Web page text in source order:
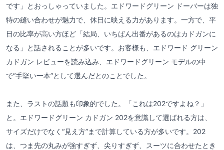
です」とおっしゃっていました。エドワードグリーン ドーバーは独
特の縫い合わせが魅力で、休日に映える力があります。一方で、平
日の比率が高い方ほど「結局、いちばん出番があるのはカドガンに
なる」と話されることが多いです。お客様も、エドワード グリーン
カドガン レビューを読み込み、エドワードグリーン モデルの中
で“手堅い一本”として選んだとのことでした。
また、ラストの話題も印象的でした。「これは202ですよね？」
と。エドワードグリーン カドガン 202を意識して選ばれる方は、
サイズだけでなく“見え方”まで計算している方が多いです。202
は、つま先の丸みが強すぎず、尖りすぎず、スーツに合わせたとき